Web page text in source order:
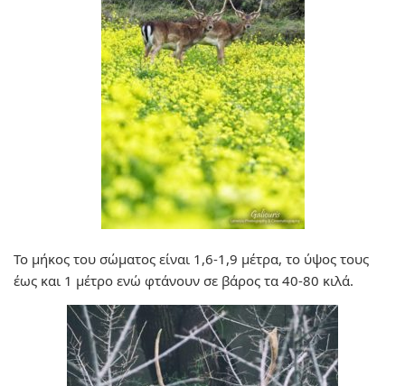
Το μήκος του σώματος είναι 1,6-1,9 μέτρα, το ύψος τους
έως και 1 μέτρο ενώ φτάνουν σε βάρος τα 40-80 κιλά.